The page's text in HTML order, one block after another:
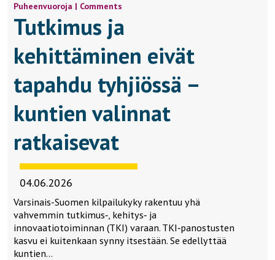
Puheenvuoroja | Comments
Tutkimus ja
kehittäminen eivät
tapahdu tyhjiössä –
kuntien valinnat
ratkaisevat
04.06.2026
Varsinais-Suomen kilpailukyky rakentuu yhä
vahvemmin tutkimus‑, kehitys‑ ja
innovaatiotoiminnan (TKI) varaan. TKI‑panostusten
kasvu ei kuitenkaan synny itsestään. Se edellyttää
kuntien…